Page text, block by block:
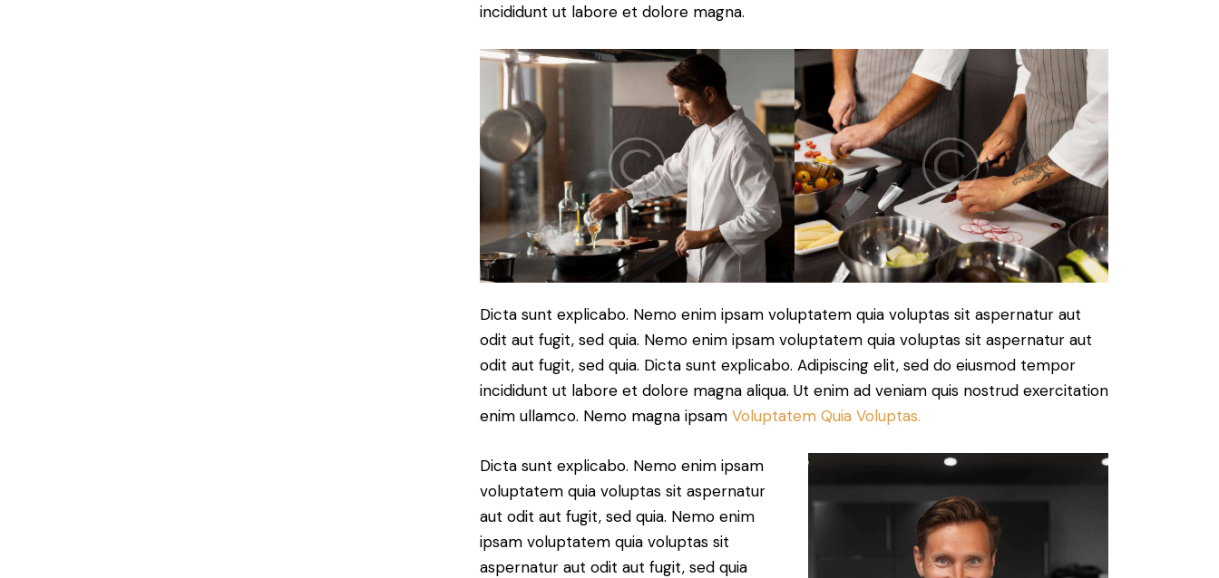
incididunt ut labore et dolore magna.
Dicta sunt explicabo. Nemo enim ipsam voluptatem quia voluptas sit aspernatur aut
odit aut fugit, sed quia. Nemo enim ipsam voluptatem quia voluptas sit aspernatur aut
odit aut fugit, sed quia. Dicta sunt explicabo. Adipiscing elit, sed do eiusmod tempor
incididunt ut labore et dolore magna aliqua. Ut enim ad veniam quis nostrud exercitation
enim ullamco. Nemo magna ipsam Voluptatem Quia Voluptas.
Dicta sunt explicabo. Nemo enim ipsam
voluptatem quia voluptas sit aspernatur
aut odit aut fugit, sed quia. Nemo enim
ipsam voluptatem quia voluptas sit
aspernatur aut odit aut fugit, sed quia